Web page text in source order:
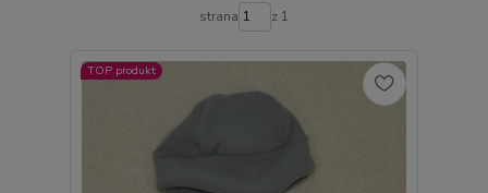
strana z 1
TOP produkt